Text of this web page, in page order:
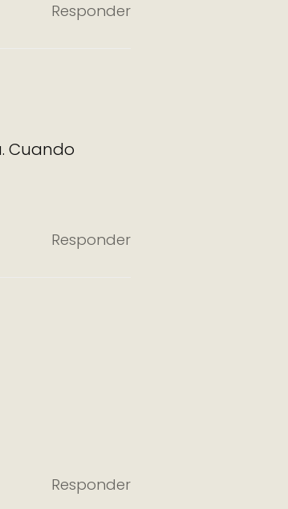
Responder
Cuando
Responder
Responder